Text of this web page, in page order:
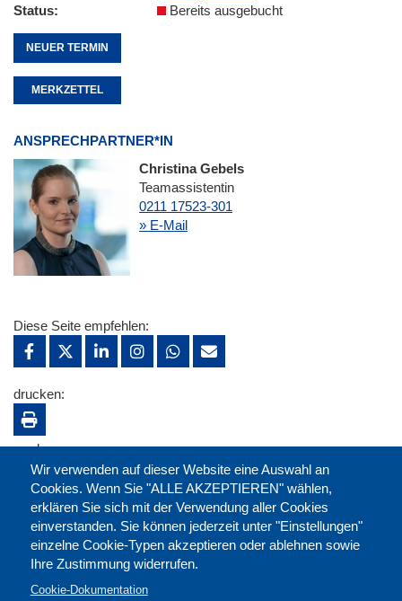
Status
Bereits ausgebucht
NEUER TERMIN
MERKZETTEL
ANSPRECHPARTNER*IN
Christina Gebels
Teamassistentin
0211 17523-301
» E-Mail
Wir verwenden auf dieser Website eine Auswahl an
Cookies. Wenn Sie "ALLE AKZEPTIEREN" wählen,
erklären Sie sich mit der Verwendung aller Cookies
einverstanden. Sie können jederzeit unter "Einstellungen"
einzelne Cookie-Typen akzeptieren oder ablehnen sowie
Ihre Zustimmung widerrufen.
Cookie-Dokumentation
Diese Seite empfehlen:
drucken:
merken: